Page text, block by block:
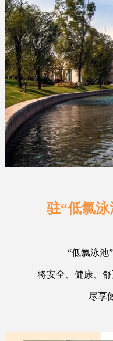
驻“低氯
“低氯泳池
将安全、健康、
尽享